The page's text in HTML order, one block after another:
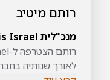
רותם מיטיב
מנכ"לית Experis Israel
לאורך שנותיה